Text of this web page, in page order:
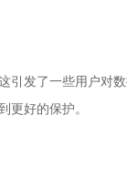
引发了一些用户对
更好的保护。